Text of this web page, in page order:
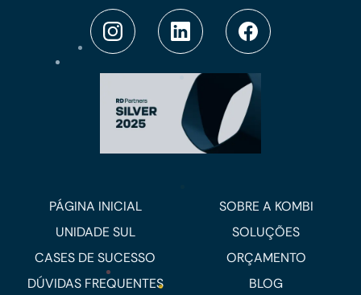
PÁGINA INICIAL
SOBRE A KOMBI
UNIDADE SUL
SOLUÇÕES
CASES DE SUCESSO
ORÇAMENTO
DÚVIDAS FREQUENTES
BLOG